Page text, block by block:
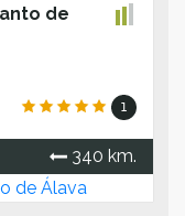
de
1
340 km.